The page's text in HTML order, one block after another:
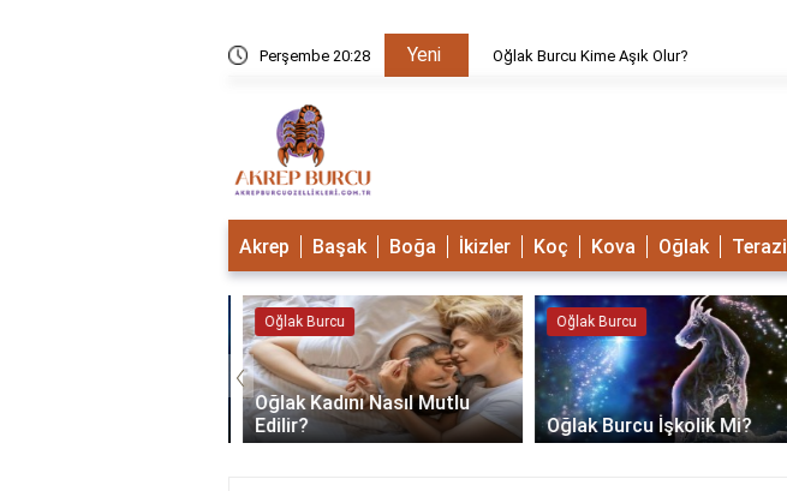
Perşembe 20:28 Yeni Oğlak Burcu Kime Aşık Olur?
Akrep Başak Boğa İkizler Koç Kova Oğlak Terazi
Oğlak Burcu
Oğlak Kadını Nasıl Mutlu
Edilir?
Oğlak Burcu
Oğlak Burcu İşkolik Mi?
‹